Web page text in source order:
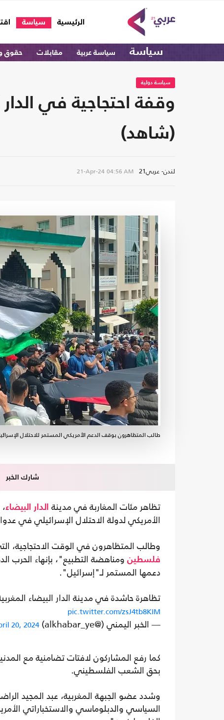
الرئيسية
(current) سياسة
سياسة سياسة عربية مقابلات حقوق
سياسة دولية
وقفة احتجاجية في الدار
(شاهد)
لندن- عربي21 21-Apr-24 04:56 AM
طالب المتظاهرون بوقف الدعم الأمريكي المستمر للاحتلال
شارك الخبر
تظاهر مئات المغاربة في مدينة الدار البيضاء
الأمريكي لدولة الاحتلال الإسرائيلي في
وطالب المتظاهرون في الوقت الاحتجاجية،
فلسطين ومناهضة التطبيع"، بإنهاء الحرب
دعمها المستمر لـ"إسرائيل".
تظاهرة حاشدة في مدينة الدار البيضاء
pic.twitter.com/zsJ4tb8KIM
— الخبر اليمني (@alkhabar_ye) 20, 2024
كما رفع المشاركون لافتات تضامنية مع
بحق الشعب الفلسطيني.
وشدد عضو الجبهة المغربية، عبد المجيد
السياسي والدبلوماسي والاستخباراتي